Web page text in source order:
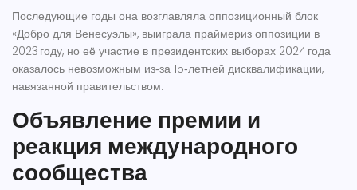
Последующие годы она возглавляла оппозиционный блок
«Добро для Венесуэлы», выиграла праймериз оппозиции в
2023 году, но её участие в президентских выборах 2024 года
оказалось невозможным из‑за 15‑летней дисквалификации,
навязанной правительством.
Объявление премии и
реакция международного
сообщества